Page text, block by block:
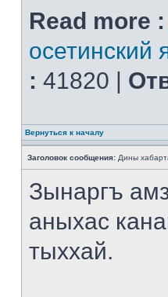
Read more :
осетинский
: 41820 |
Вернуться к началу
Заголовок сообщения: Дины
Зынаргъ
аныхас
тыххай.